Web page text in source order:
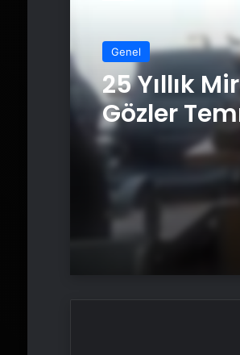
Genel
25 Yıllık
Gözler
Karar
Çevrildi